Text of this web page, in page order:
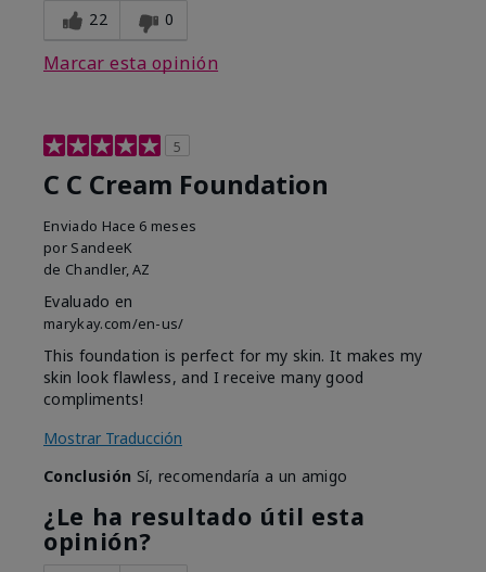
22 0
Marcar esta opinión
5
C C Cream Foundation
Enviado Hace 6 meses
por SandeeK
de Chandler, AZ
Evaluado en
marykay.com/en-us/
This foundation is perfect for my skin. It makes my
skin look flawless, and I receive many good
compliments!
Mostrar Traducción
Conclusión Sí, recomendaría a un amigo
¿Le ha resultado útil esta
opinión?